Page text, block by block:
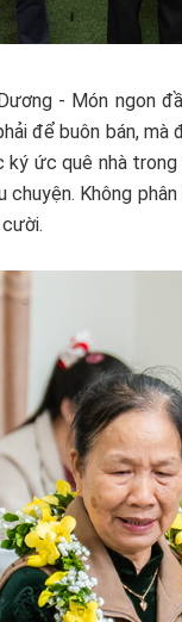
- Món ngon
để buôn bán,
ức quê nhà
chuyện. Không